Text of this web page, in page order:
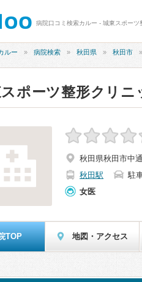
病院口コミ検索カルー - 城東スポーツ
ルー 病院検索 秋田県 秋田市
ポーツ整形クリニ
秋田県秋田市中
秋田駅
駐
女医
TOP 地図・アクセス